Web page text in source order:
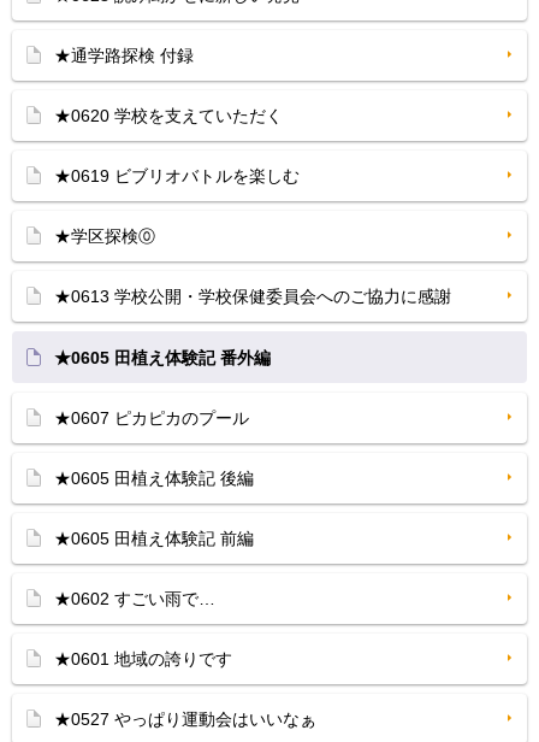
★通学路探検 付録
★0620 学校を支えていただく
★0619 ビブリオバトルを楽しむ
★学区探検⓪
★0613 学校公開・学校保健委員会へのご協力に感謝
★0605 田植え体験記 番外編
★0607 ピカピカのプール
★0605 田植え体験記 後編
★0605 田植え体験記 前編
★0602 すごい雨で…
★0601 地域の誇りです
★0527 やっぱり運動会はいいなぁ